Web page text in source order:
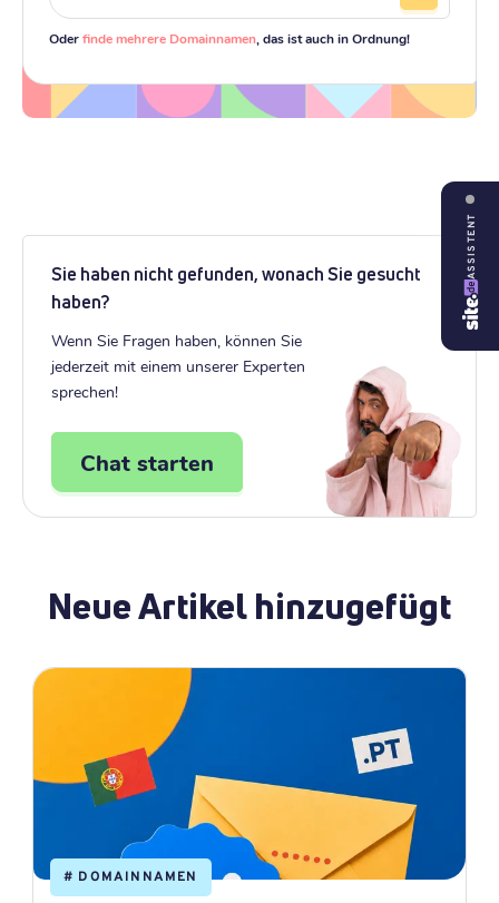
Oderfinde mehrere Domainnamen , das ist auch in Ordnung!
Sie haben nicht gefunden, wonach Sie gesucht
haben?
Wenn Sie Fragen haben, können Sie
jederzeit mit einem unserer Experten
sprechen!
Chat starten
Neue Artikel hinzugefügt
# DOMAINNAMEN
ASSISTENT